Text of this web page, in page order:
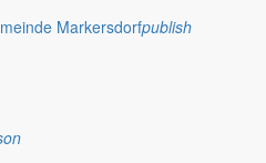
Markersdorfpublish